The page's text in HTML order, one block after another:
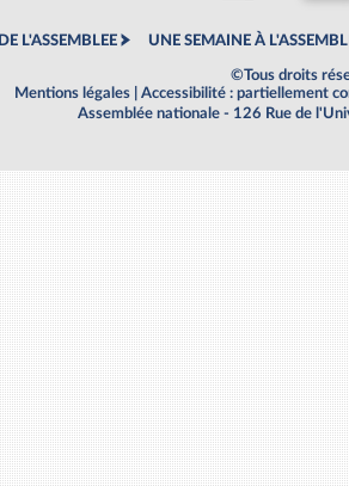
L'ASSEMBLEE UNE SEMAINE À
©Tous droits
Mentions légales
Accessibilité : partiellement
Assemblée nationale - 126 Rue de